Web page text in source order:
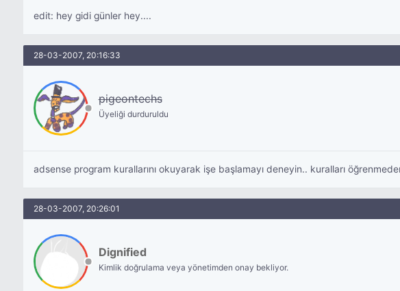
edit: hey gidi günler hey....
28-03-2007, 20:16:33
pigeontechs
Üyeliği durduruldu
adsense program kurallarını okuyarak işe başlamayı deneyin.. kuralları
28-03-2007, 20:26:01
Dignified
Kimlik doğrulama veya yönetimden onay bekliyor.